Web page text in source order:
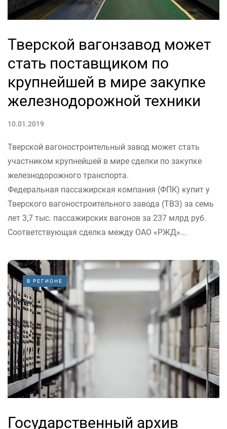
Тверской вагонзавод может
стать поставщиком по
крупнейшей в мире закупке
железнодорожной техники
10.01.2019
Тверской вагоностроительный завод может стать
участником крупнейшей в мире сделки по закупке
железнодорожного транспорта.
Федеральная пассажирская компания (ФПК) купит у
Тверского вагоностроительного завода (ТВЗ) за семь
лет 3,7 тыс. пассажирских вагонов за 237 млрд руб.
Соответствующая сделка между ОАО «РЖД»...
В РЕГИОНЕ
Государственный архив